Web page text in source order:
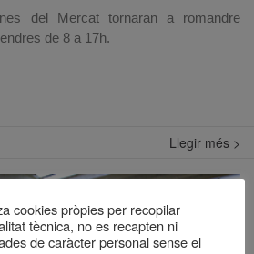
del Mercat tornaran a romandre
de 8 a 17h.
Llegir més >
cookies pròpies per recopilar
tècnica, no es recapten ni
de caràcter personal sense el